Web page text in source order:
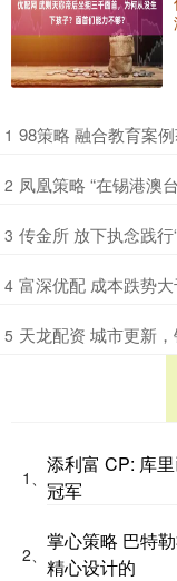
1 ​98策略 融合教育案
2 凤凰策略 “在锡港澳
3 传金所 放下执念践
4 富深优配 成本跌势
5 天龙配资 城市更新
1、
添利富 CP: 库
冠军
2、
掌心策略 巴特
精心设计的